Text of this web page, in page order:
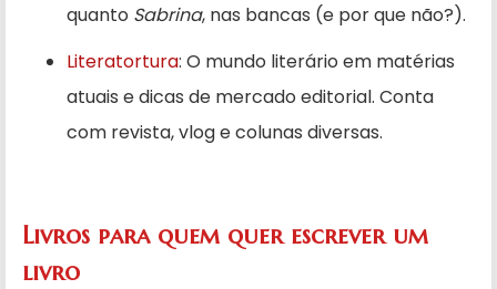
quanto Sabrina, nas bancas (e por que não?).
Literatortura: O mundo literário em matérias
atuais e dicas de mercado editorial. Conta
com revista, vlog e colunas diversas.
Livros para quem quer escrever um
livro